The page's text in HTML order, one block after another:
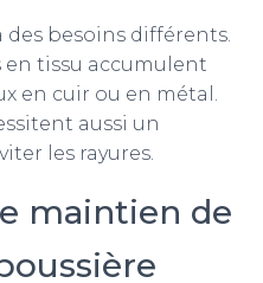
des besoins différents.
en tissu accumulent
en cuir ou en métal.
aussi un
les rayures.
maintien de